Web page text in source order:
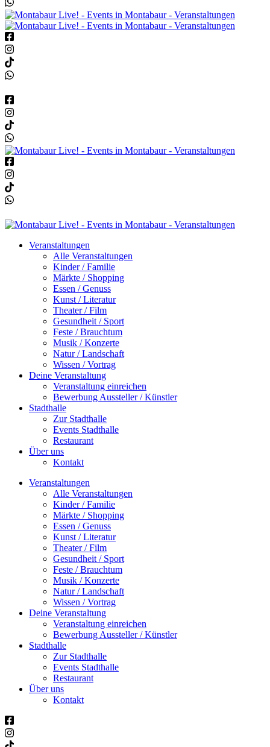
Veranstaltungen
Alle Veranstaltungen
Kinder / Familie
Märkte / Shopping
Essen / Genuss
Kunst / Literatur
Theater / Film
Gesundheit / Sport
Feste / Brauchtum
Musik / Konzerte
Natur / Landschaft
Wissen / Vortrag
Deine Veranstaltung
Veranstaltung einreichen
Bewerbung Aussteller / Künstler
Stadthalle
Zur Stadthalle
Events Stadthalle
Restaurant
Über uns
Kontakt
Veranstaltungen
Alle Veranstaltungen
Kinder / Familie
Märkte / Shopping
Essen / Genuss
Kunst / Literatur
Theater / Film
Gesundheit / Sport
Feste / Brauchtum
Musik / Konzerte
Natur / Landschaft
Wissen / Vortrag
Deine Veranstaltung
Veranstaltung einreichen
Bewerbung Aussteller / Künstler
Stadthalle
Zur Stadthalle
Events Stadthalle
Restaurant
Über uns
Kontakt